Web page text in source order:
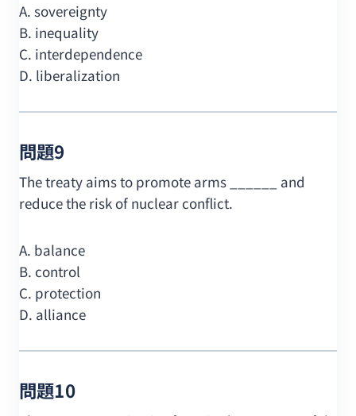
A. sovereignty
B. inequality
C. interdependence
D. liberalization
問題9
The treaty aims to promote arms ______ and
reduce the risk of nuclear conflict.
A. balance
B. control
C. protection
D. alliance
問題10